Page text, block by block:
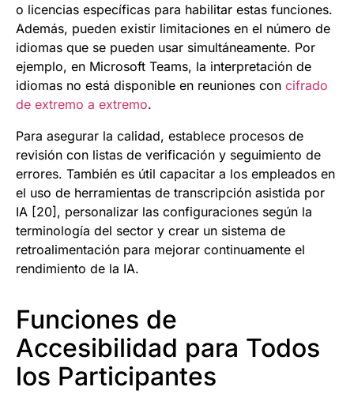
o licencias específicas para habilitar estas funciones.
Además, pueden existir limitaciones en el número de
idiomas que se pueden usar simultáneamente. Por
ejemplo, en Microsoft Teams, la interpretación de
idiomas no está disponible en reuniones con cifrado
de extremo a extremo.
Para asegurar la calidad, establece procesos de
revisión con listas de verificación y seguimiento de
errores. También es útil capacitar a los empleados en
el uso de herramientas de transcripción asistida por
IA [20], personalizar las configuraciones según la
terminología del sector y crear un sistema de
retroalimentación para mejorar continuamente el
rendimiento de la IA.
Funciones de
Accesibilidad para Todos
los Participantes